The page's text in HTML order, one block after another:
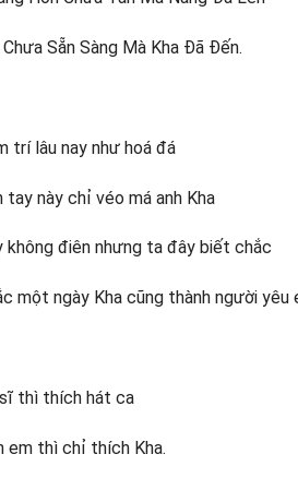
Chưa Sẵn Sàng Mà Kha Đã Đến.
trí lâu nay như hoá đá
tay này chỉ véo má anh Kha
không điên nhưng ta đây biết chắc
một ngày Kha cũng thành người yêu
thì thích hát ca
em thì chỉ thích Kha.